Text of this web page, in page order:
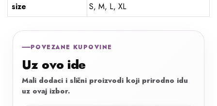
size
S, M, L, XL
POVEZANE KUPOVINE
Uz ovo ide
Mali dodaci i slični proizvodi koji prirodno idu
uz ovaj izbor.